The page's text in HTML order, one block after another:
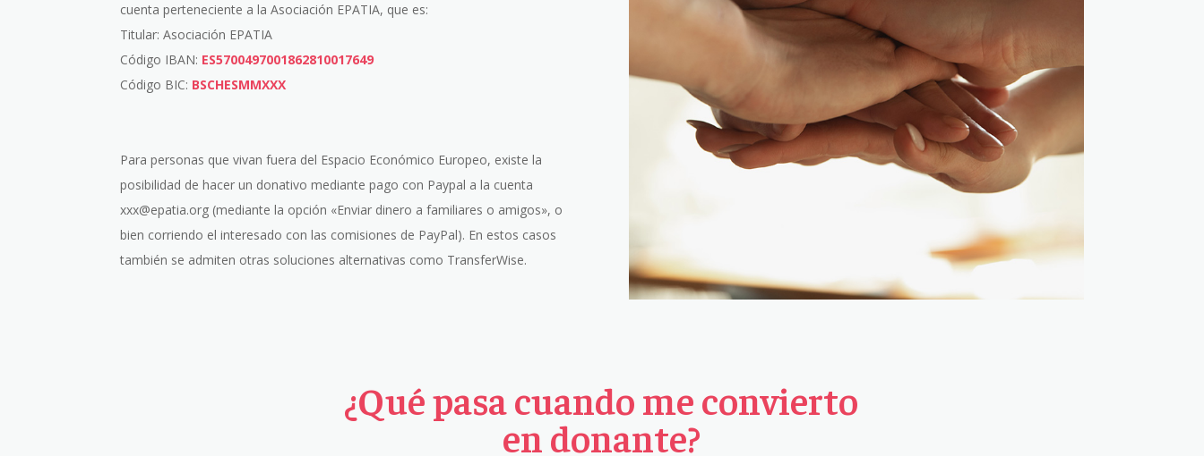
cuenta perteneciente a la Asociación EPATIA, que es:
Titular: Asociación EPATIA
Código IBAN: ES5700497001862810017649
Código BIC: BSCHESMMXXX
Para personas que vivan fuera del Espacio Económico Europeo, existe la
posibilidad de hacer un donativo mediante pago con Paypal a la cuenta
xxx@epatia.org (mediante la opción «Enviar dinero a familiares o amigos», o
bien corriendo el interesado con las comisiones de PayPal). En estos casos
también se admiten otras soluciones alternativas como TransferWise.
¿Qué pasa cuando me convierto
en donante?